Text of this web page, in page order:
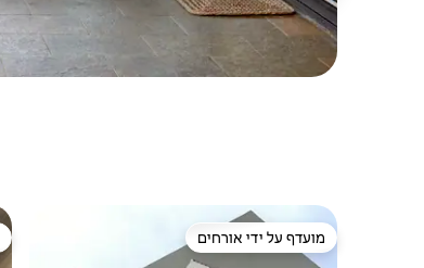
מועדף על ידי אורחים
מועדף על ידי אורחים